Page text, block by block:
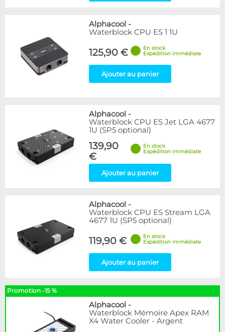
Alphacool -
Waterblock CPU ES 1 1U
125,90 €
En stock
Expédition immédiate
Ajouter au panier
Alphacool -
Waterblock CPU ES Jet LGA 4677
1U (SP5 optional)
139,90
€
En stock
Expédition immédiate
Ajouter au panier
Alphacool -
Waterblock CPU ES Stream LGA
4677 1U (SP5 optional)
119,90 €
En stock
Expédition immédiate
Ajouter au panier
Promotion -15 %
Alphacool -
Waterblock Mémoire Apex RAM
X4 Water Cooler - Argent